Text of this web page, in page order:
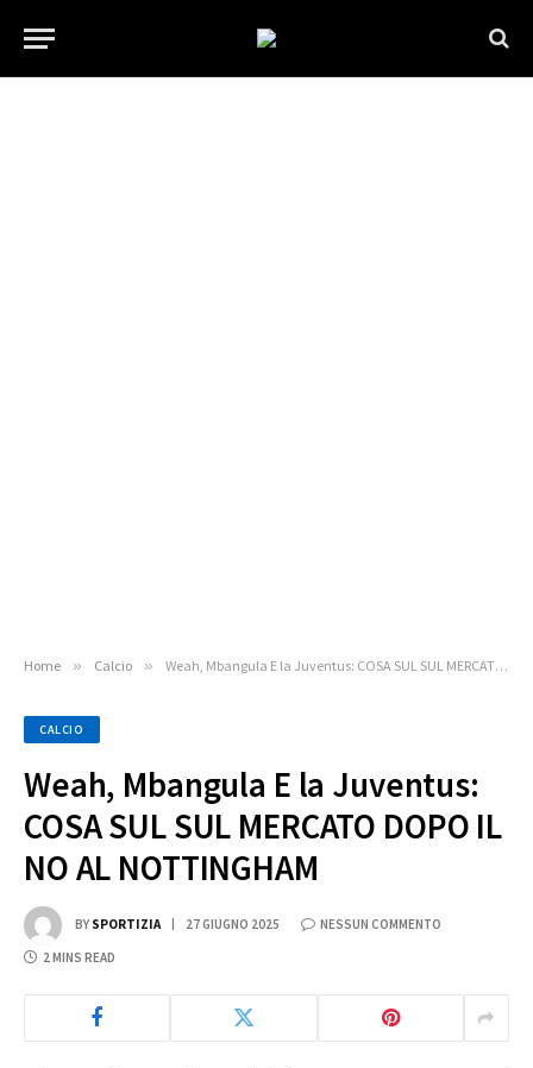
Home » Calcio » Weah, Mbangula E la Juventus: COSA SUL SUL MERCATO DOPO IL NO AL NOTTINGHAM
CALCIO
Weah, Mbangula E la Juventus:
COSA SUL SUL MERCATO DOPO IL
NO AL NOTTINGHAM
BY SPORTIZIA 27 GIUGNO 2025 NESSUN COMMENTO
2 MINS READ